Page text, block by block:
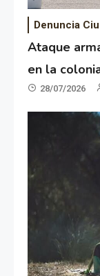
Denuncia
Ataque
en la
28/07/2026